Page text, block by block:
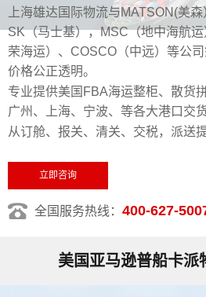
上海雄达国际物流与MATSON(美
SK（马士基），MSC（地中海航
荣海运）、COSCO（中远）等公司
价格公正透明。
专业提供美国FBA海运整柜、散货
广州、上海、宁波、等各大港口交货
从订舱、报关、清关、交税，派送
立即咨询
全国服务热线： 400-627-
美国亚马逊普船卡派